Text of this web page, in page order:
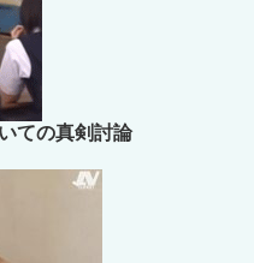
ての真剣討論